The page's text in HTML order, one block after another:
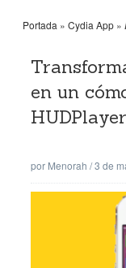
Portada » Cydia App »
en un
por Menorah /3 de